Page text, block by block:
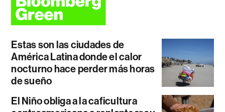
Estas son las ciudades de
América Latina donde el calor
nocturno hace perder más horas
de sueño
El Niño obliga a la caficultura